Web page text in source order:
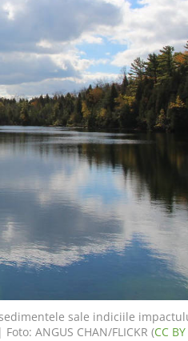
sale indiciile
ANGUS CHAN/FLICKR (CC